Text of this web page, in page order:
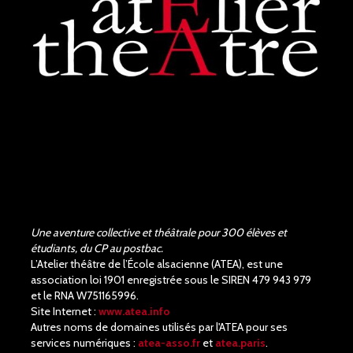
Judith Aubry.
Bravo !!! Que de bons
acteurs !! Quel beau travail.
Un Richard III de très bonne
qualité.
Une aventure collective et théâtrale pour 300 élèves et
étudiants, du CP au postbac.
L’Atelier théâtre de l’École alsacienne (ATEA), est une
association loi 1901 enregistrée sous le SIREN 479 943 979
et le RNA W751165996.
Site Internet : www.atea.info
Autres noms de domaines utilisés par l'ATEA pour ses
services numériques : atea-asso.fr et atea.paris.